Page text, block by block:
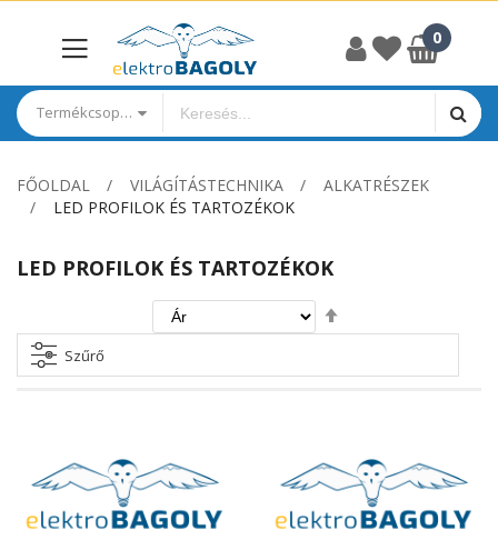
Termékcsoportok
FŐOLDAL VILÁGÍTÁSTECHNIKA
ALKATRÉSZEK
LED PROFILOK ÉS TARTOZÉKOK
LED PROFILOK ÉS TARTOZÉKOK
irány
Szűrő